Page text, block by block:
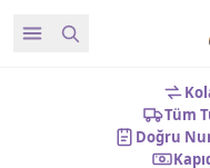
Tüm
Doğru